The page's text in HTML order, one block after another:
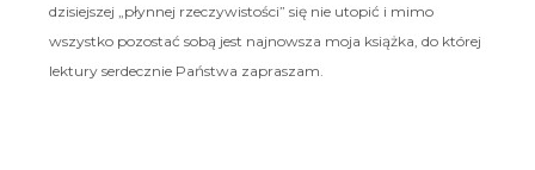
dzisiejszej „płynnej rzeczywistości” się nie utopić i mimo
wszystko pozostać sobą jest najnowsza moja książka, do której
lektury serdecznie Państwa zapraszam.